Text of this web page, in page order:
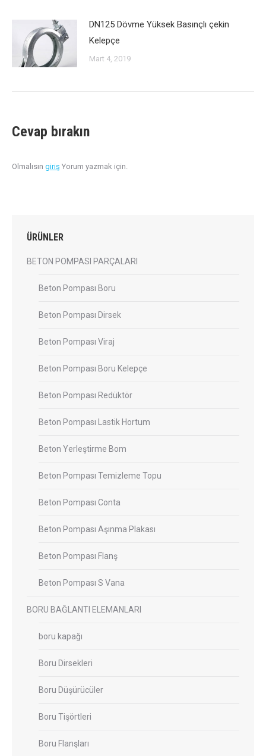
DN125 Dövme Yüksek Basınçlı çekin
Kelepçe
Mart 4, 2019
Cevap bırakın
Olmalısın giriş Yorum yazmak için.
ÜRÜNLER
BETON POMPASI PARÇALARI
Beton Pompası Boru
Beton Pompası Dirsek
Beton Pompası Viraj
Beton Pompası Boru Kelepçe
Beton Pompası Redüktör
Beton Pompası Lastik Hortum
Beton Yerleştirme Bom
Beton Pompası Temizleme Topu
Beton Pompası Conta
Beton Pompası Aşınma Plakası
Beton Pompası Flanş
Beton Pompası S Vana
BORU BAĞLANTI ELEMANLARI
boru kapağı
Boru Dirsekleri
Boru Düşürücüler
Boru Tişörtleri
Boru Flanşları